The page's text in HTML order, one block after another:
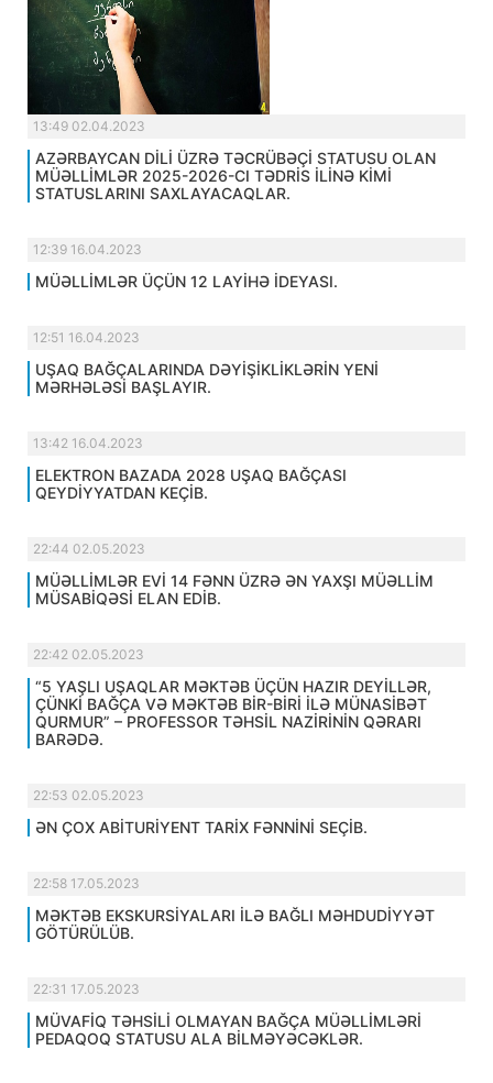
13:49 02.04.2023
AZƏRBAYCAN DİLİ ÜZRƏ TƏCRÜBƏÇİ STATUSU OLAN
MÜƏLLİMLƏR 2025-2026-CI TƏDRİS İLİNƏ KİMİ
STATUSLARINI SAXLAYACAQLAR.
12:39 16.04.2023
MÜƏLLİMLƏR ÜÇÜN 12 LAYİHƏ İDEYASI.
12:51 16.04.2023
UŞAQ BAĞÇALARINDA DƏYİŞİKLİKLƏRİN YENİ
MƏRHƏLƏSİ BAŞLAYIR.
13:42 16.04.2023
ELEKTRON BAZADA 2028 UŞAQ BAĞÇASI
QEYDİYYATDAN KEÇİB.
22:44 02.05.2023
MÜƏLLİMLƏR EVİ 14 FƏNN ÜZRƏ ƏN YAXŞI MÜƏLLİM
MÜSABİQƏSİ ELAN EDİB.
22:42 02.05.2023
“5 YAŞLI UŞAQLAR MƏKTƏB ÜÇÜN HAZIR DEYİLLƏR,
ÇÜNKİ BAĞÇA VƏ MƏKTƏB BİR-BİRİ İLƏ MÜNASİBƏT
QURMUR” – PROFESSOR TƏHSİL NAZİRİNİN QƏRARI
BARƏDƏ.
22:53 02.05.2023
ƏN ÇOX ABİTURİYENT TARİX FƏNNİNİ SEÇİB.
22:58 17.05.2023
MƏKTƏB EKSKURSİYALARI İLƏ BAĞLI MƏHDUDİYYƏT
GÖTÜRÜLÜB.
22:31 17.05.2023
MÜVAFİQ TƏHSİLİ OLMAYAN BAĞÇA MÜƏLLİMLƏRİ
PEDAQOQ STATUSU ALA BİLMƏYƏCƏKLƏR.